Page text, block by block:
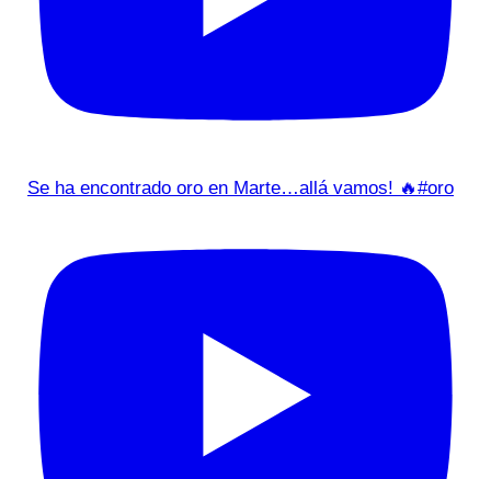
Se ha encontrado oro en Marte…allá vamos! 🔥#oro